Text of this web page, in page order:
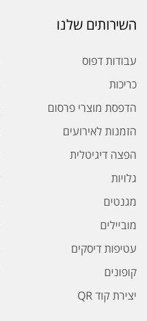
השירותים שלנו
עבודות דפוס
כריכות
הדפסת מוצרי פרסום
הזמנות לאירועים
הפצה דיגיטלית
גלויות
מגנטים
מוביילים
עטיפות דיסקים
קופונים
יצירת קוד QR